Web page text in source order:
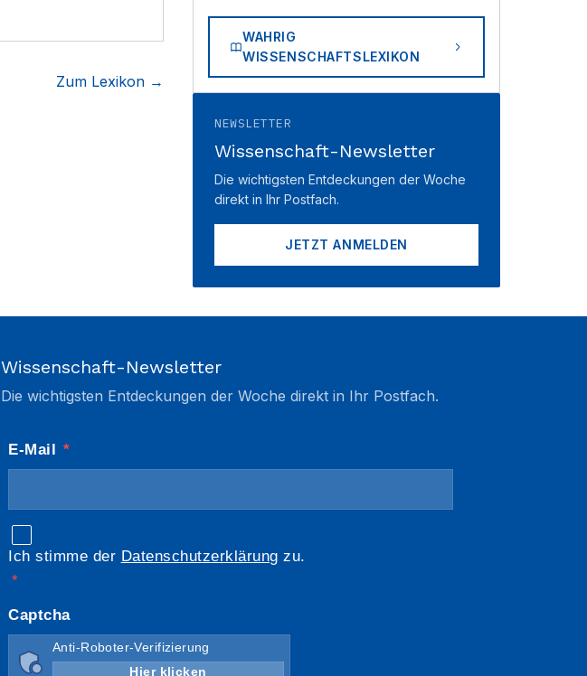
Zum Lexikon →
WAHRIG
WISSENSCHAFTSLEXIKON
NEWSLETTER
Wissenschaft-Newsletter
Die wichtigsten Entdeckungen der Woche
direkt in Ihr Postfach.
JETZT ANMELDEN
Wissenschaft-Newsletter
Die wichtigsten Entdeckungen der Woche direkt in Ihr Postfach.